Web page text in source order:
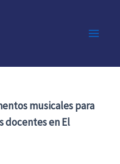
musicales para
docentes en El